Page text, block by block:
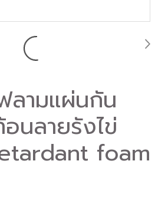
ลามแผ่นกัน
นลายรังไข่
foam